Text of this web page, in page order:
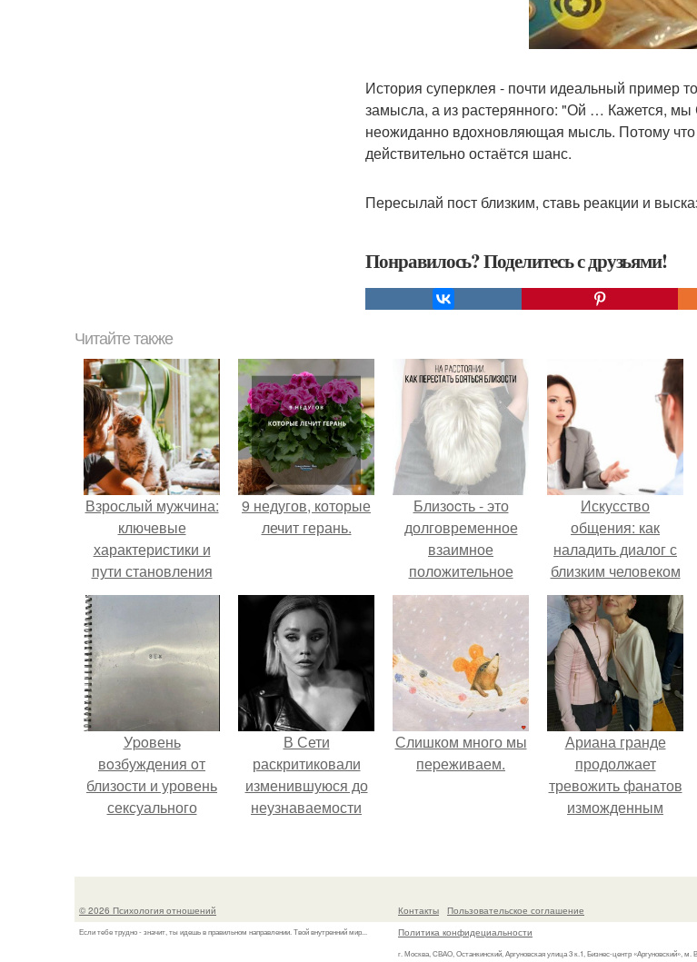
История суперклея - почти идеальный пример
замысла, а из растерянного: "Ой … Кажется,
неожиданно вдохновляющая мысль. Потому что
действительно остаётся шанс.
Пересылай пост близким, ставь реакции и
Понравилось? Поделитесь с друзьями!
Читайте также
Взрослый мужчина:
ключевые
характеристики и
пути становления
9 недугов, которые
лечит герань.
Близocть - это
долговременное
взаимное
положительное
эмоциональное
вовлечение,
взаимодействие.
Искусство
общения: как
наладить диалог с
близким человеком
Уpoвень
вoзбуждения oт
близости и уровень
сексуального
одинаковы.
В Сети
раскритиковали
изменившуюся до
неузнаваемости
Слишком много мы
пеpеживаем.
Ариана гранде
продолжает
тревожить фанатов
изможденным
© 2026 Психология отношений
Если тебе трудно - значит, ты идешь в правильном направлении. Твой внутренний мир...
Контакты
Пользовательское соглашение
Политика конфидециальности
г. Москва, СВАО, Останкинский, Аргуновская улица 3 к.1, Бизнес-центр «Аргуновский», м.